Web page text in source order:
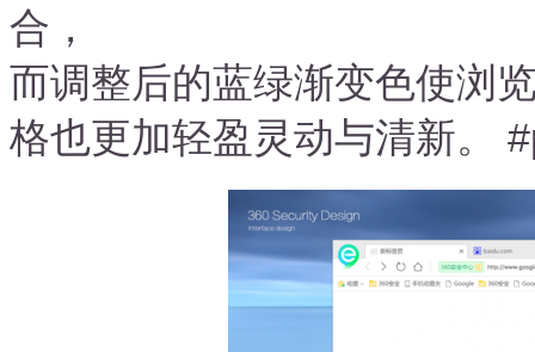
合，
而调整后的蓝绿渐变色使浏
格也更加轻盈灵动与清新。